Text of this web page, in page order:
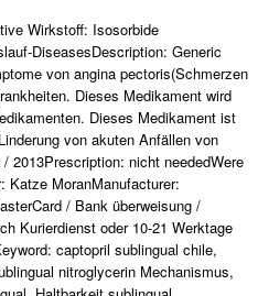
Wirkstoff: Isosorbide
DiseasesDescription: Generic
von angina pectoris(Schmerzen
Dieses Medikament wird
Dieses Medikament ist
von akuten Anfällen von
2013Prescription: nicht neededWere
Katze MoranManufacturer:
/ Bank überweisung /
Kurierdienst oder 10-21 Werktage
captopril sublingual chile,
nitroglycerin Mechanismus,